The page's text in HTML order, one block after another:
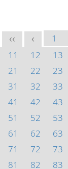
<< < 1
11
12 13
21
22 23
31
32 33
41
42 43
51
52 53
61
62 63
71
72 73
81
82 83